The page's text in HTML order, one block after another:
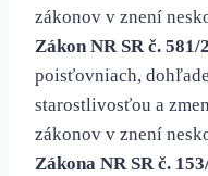
zákonov v znení
Zákon NR SR č. 581/
poisťovniach,
starostlivosťou a
zákonov v znení
Zákona NR SR č.